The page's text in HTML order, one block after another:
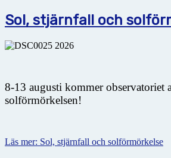
Sol, stjärnfall och
8-13 augusti kommer observatoriet
solförmörkelsen!
Läs mer: Sol, stjärnfall och solförmörkelse